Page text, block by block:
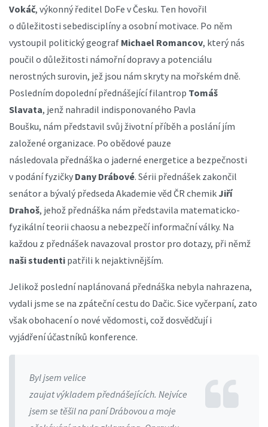
Vokáč, výkonný ředitel DoFe v Česku. Ten hovořil
o důležitosti sebedisciplíny a osobní motivace. Po něm
vystoupil politický geograf Michael Romancov, který nás
poučil o důležitosti námořní dopravy a potenciálu
nerostných surovin, jež jsou nám skryty na mořském dně.
Posledním dopolední přednášející filantrop Tomáš
Slavata, jenž nahradil indisponovaného Pavla
Boušku, nám představil svůj životní příběh a poslání jím
založené organizace. Po obědové pauze
následovala přednáška o jaderné energetice a bezpečnosti
v podání fyzičky Dany Drábové. Sérii přednášek zakončil
senátor a bývalý předseda Akademie věd ČR chemik Jiří
Drahoš, jehož přednáška nám představila matematicko-
fyzikální teorii chaosu a nebezpečí informační války. Na
každou z přednášek navazoval prostor pro dotazy, při němž
naši studenti patřili k nejaktivnějším.
Jelikož poslední naplánovaná přednáška nebyla nahrazena,
vydali jsme se na zpáteční cestu do Dačic. Sice vyčerpaní, zato
však obohacení o nové vědomosti, což dosvědčují i
vyjádření účastníků konference.
Byl jsem velice
zaujat výkladem přednášejících. Nejvíce
jsem se těšil na paní Drábovou a moje